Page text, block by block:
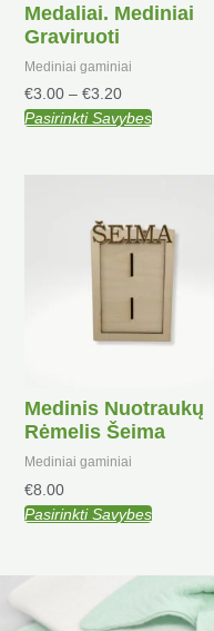
Medaliai. Mediniai
Graviruoti
Mediniai gaminiai
€3.00 – €3.20
Pasirinkti Savybes
chosen
on
the
product
page
Medinis Nuotraukų
Rėmelis Šeima
Mediniai gaminiai
€8.00
Pasirinkti Savybes